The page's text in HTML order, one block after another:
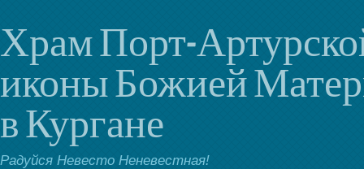
Храм Порт-
иконы Божией
в Кургане
Радуйся Невесто Неневестная!